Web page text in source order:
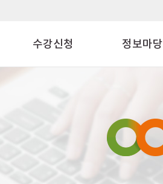
수강신청 정보마당